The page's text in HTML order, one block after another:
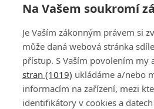
Na Vašem soukromí
Je Vaším zákonným právem si
může daná webová stránka
přístup. S Vaším povolením my
stran (1019) ukládáme a/nebo
informacím na zařízení, mezi
identifikátory v cookies a